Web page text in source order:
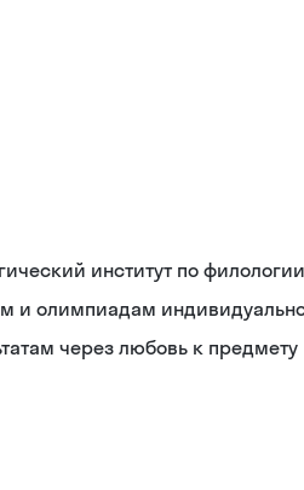
институт по
и олимпиадам
через любовь к предмету